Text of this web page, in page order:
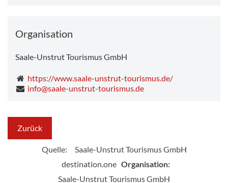
Organisation
Saale-Unstrut Tourismus GmbH
https://www.saale-unstrut-tourismus.de/
info@saale-unstrut-tourismus.de
Zurück
Quelle:
Saale-Unstrut Tourismus GmbH
destination.one Organisation:
Saale-Unstrut Tourismus GmbH